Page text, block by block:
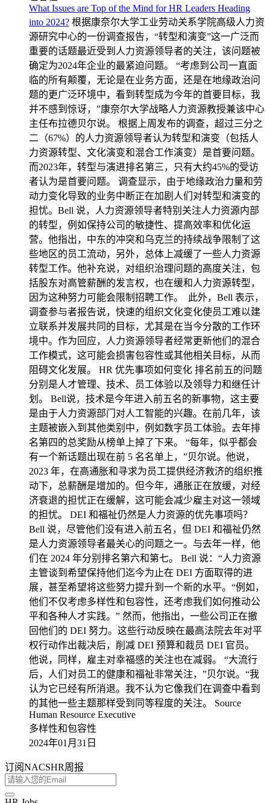
What Issues are Top of the Mind for HR Leaders Heading
into 2024? 根据康奈尔大学工业劳动关系学院高级人力资
源研究中心的一份调查报告，“转型和演变”这一广泛而
重要的话题最近受到人力资源领导者的关注，该问题被
确定为2024年企业的最紧迫问题。 “考虑到公司一直面
临的所有颠覆，无论是在业务方面，还是在地缘政治问
题的更广泛环境中，看到转型成为今年的首要目标，我
并不感到惊讶，”康奈尔大学战略人力资源教授兼该中心
主任布拉德贝尔说。 根据上周发布的调查，超过三分之
二（67%）的人力资源领导者认为转型和演变（包括人
力资源转型、文化演变和混合工作演变）是首要问题。
而2023年，转型与演进排名第三，只有大约45%的受访
者认为是首要问题。 调查显示，由于地缘政治力量和劳
动力变化导致的业务中断正在加剧人们对转型和演变的
担忧。Bell 说，人力资源领导者特别关注人力资源内部
的转型，例如保持公司的敏捷性、提高效率和优化运
营。他指出，中东的冲突和乌克兰的持续战争限制了这
些地区的员工流动，另外，总体上减缓了一些人力资源
转型工作。他补充说，对组织治理问题的高度关注，包
括股东对高管薪酬的发言权，也在缓和人力资源转型，
因为这种努力可能会限制招聘工作。 此外，Bell 表示，
调查参与者报告说，快速的组织文化变化使员工难以建
立联系并发展共同的目标，尤其是在当今分散的工作环
境中。作为回应，人力资源领导者经常更新他们的混合
工作模式，这可能会损害包容性或其他相关目标，从而
阻碍文化发展。 HR 优先事项如何变化 排名前五的问题
分别是人才管理、技术、员工体验以及领导力和继任计
划。 Bell说，技术是今年进入前五名的新事物，这主要
是由于人力资源部门对人工智能的兴趣。在前几年，该
主题被嵌入到其他类别中，例如数字员工体验。去年排
名第四的总奖励从榜单上掉了下来。 “每年，似乎都会
有一个新话题出现在前 5 名名单上，”贝尔说。他说，
2023 年，在高通胀和寻求为员工提供经济救济的组织推
动下，总薪酬是增加的。但今年，通胀正在放缓，对经
济衰退的担忧正在缓解，这可能会减少雇主对这一领域
的担忧。 DEI 和福祉仍然是人力资源的优先事项吗？
Bell 说，尽管他们没有进入前五名，但 DEI 和福祉仍然
是人力资源领导者最关心的问题之一。与去年一样，他
们在 2024 年分别排名第六和第七。 Bell 说：“人力资源
主管谈到希望保持他们迄今为止在 DEI 方面取得的进
展，甚至希望将这些努力提升到一个新的水平。“例如，
他们不仅考虑多样性和包容性，还考虑我们如何推动公
平和各种人才实践。” 然而，他指出，一些公司正在撤
回他们的 DEI 努力。这些行动反映在最高法院去年对平
权行动作出裁决后，削减 DEI 预算和裁员 DEI 官员。
他说，同样，雇主对幸福感的关注也在减弱。 “大流行
后，人们对员工的健康和福祉非常关注，”贝尔说。“我
认为它已经有所消退。我不认为它像我们在调查中看到
的其他一些主题那样受到同等程度的关注。 Source
Human Resource Executive
多样性和包容性
2024年01月31日
订阅NACSHR周报